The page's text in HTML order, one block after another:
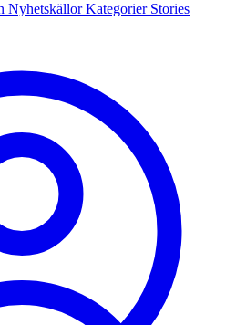
NyhetskällorKategorier Stories